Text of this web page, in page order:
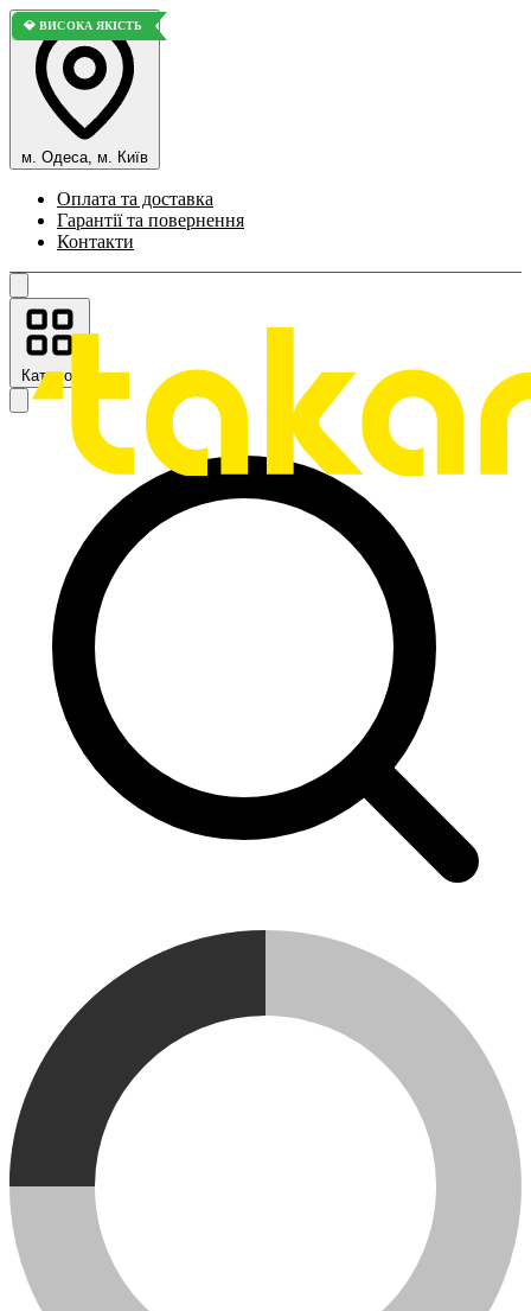
м. Одеса, м. Київ
Оплата та доставка
Гарантії та повернення
Контакти
Каталог
💎 ВИСОКА ЯКІСТЬ
💎 ВИСОКА ЯКІСТЬ
💎 ВИСОКА ЯКІСТЬ
💎 ВИСОКА ЯКІСТЬ